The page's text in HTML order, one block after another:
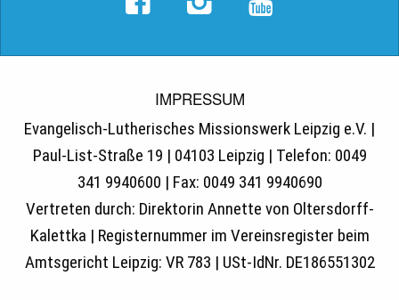
IMPRESSUM
Evangelisch-Lutherisches Missionswerk Leipzig e.V. |
Paul-List-Straße 19 | 04103 Leipzig | Telefon: 0049
341 9940600 | Fax: 0049 341 9940690
Vertreten durch: Direktorin Annette von Oltersdorff-
Kalettka | Registernummer im Vereinsregister beim
Amtsgericht Leipzig: VR 783 | USt-IdNr. DE186551302